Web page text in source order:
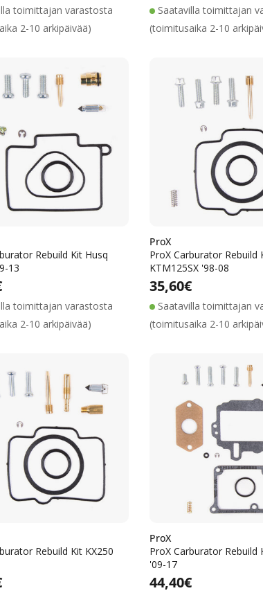
toimittajan varastosta
2-10 arkipäivää)
Saatavilla toimittajan
(toimitusaika 2-10
Rebuild Kit Husq
13
Alennushinta
Normaalihinta
toimittajan varastosta
2-10 arkipäivää)
ProX
ProX Carburator Rebuild
KTM125SX '98-08
Normaalihinta
35,60€
Saatavilla toimittajan
(toimitusaika 2-10
Rebuild Kit KX250
Alennushinta
Normaalihinta
ProX
ProX Carburator Rebuild
'09-17
Normaalihinta
44,40€